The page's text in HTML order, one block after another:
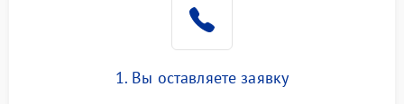
1. Вы оставляете заявку